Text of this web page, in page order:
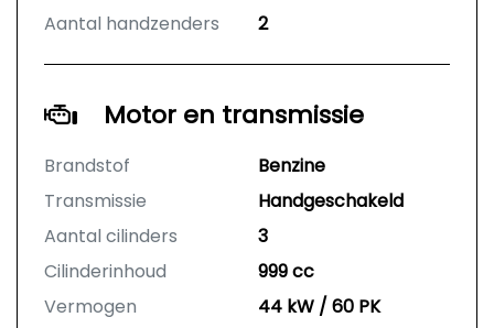
Aantal handzenders
2
Motor en transmissie
Brandstof
Benzine
Transmissie
Handgeschakeld
Aantal cilinders
3
Cilinderinhoud
999 cc
Vermogen
44 kW / 60 PK